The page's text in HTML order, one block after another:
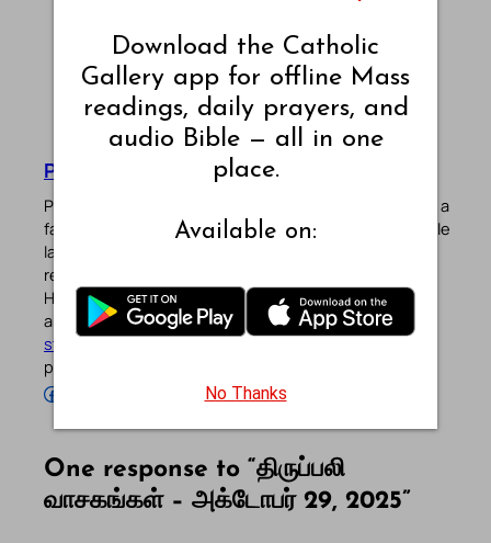
Pradeep Augustine
Pradeep Augustine is the founder of Catholic Gallery, a
faith-driven platform sharing Mass Readings in multiple
languages, prayers, quotes, catechism, Bible plans,
reflections, and other spiritual resources since 2013.
He manages the website and the officialAndroid
iOS
apps alongside his professional career ( Read his
story). Stay connected with him on the official social
profiles below.
Follow Pradeep on Facebook
One response to “திருப்பலி
வாசகங்கள் – அக்டோபர் 29, 2025”
Download the Catholic
Gallery app for offline Mass
readings, daily prayers, and
audio Bible — all in one
place.
Available on:
No Thanks